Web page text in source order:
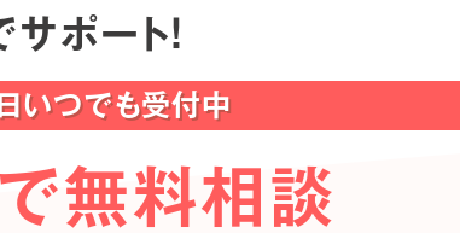
サポート！
つでも受付中
無料相談